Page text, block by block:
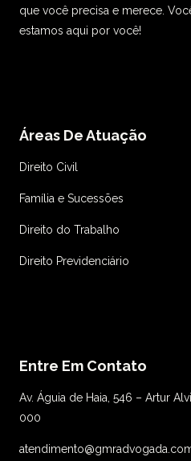
que você precisa e merece.
estamos aqui por você!
Áreas De Atuação
Direito Civil
Família e Sucessões
Direito do Trabalho
Direito Previdenciário
Entre Em Contato
Av. Águia de Haia, 546 – Artur
000